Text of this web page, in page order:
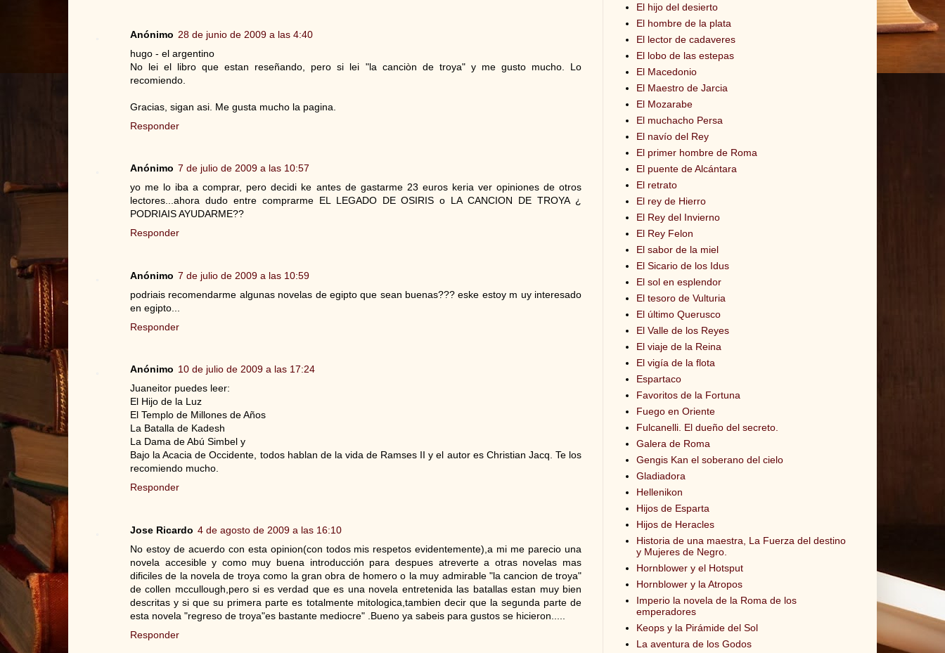
Anónimo 28 de junio de 2009 a las 4:40
hugo - el argentino
No lei el libro que estan reseñando, pero si lei "la canciòn de troya" y me gusto mucho. Lo
recomiendo.
Gracias, sigan asi. Me gusta mucho la pagina.
Responder
Anónimo 7 de julio de 2009 a las 10:57
yo me lo iba a comprar, pero decidi ke antes de gastarme 23 euros keria ver opiniones de otros
lectores...ahora dudo entre comprarme EL LEGADO DE OSIRIS o LA CANCION DE TROYA ¿
PODRIAIS AYUDARME??
Responder
Anónimo 7 de julio de 2009 a las 10:59
podriais recomendarme algunas novelas de egipto que sean buenas??? eske estoy m uy interesado
en egipto...
Responder
Anónimo 10 de julio de 2009 a las 17:24
Juaneitor puedes leer:
El Hijo de la Luz
El Templo de Millones de Años
La Batalla de Kadesh
La Dama de Abú Simbel y
Bajo la Acacia de Occidente, todos hablan de la vida de Ramses II y el autor es Christian Jacq. Te los
recomiendo mucho.
Responder
Jose Ricardo 4 de agosto de 2009 a las 16:10
No estoy de acuerdo con esta opinion(con todos mis respetos evidentemente),a mi me parecio una
novela accesible y como muy buena introducción para despues atreverte a otras novelas mas
dificiles de la novela de troya como la gran obra de homero o la muy admirable "la cancion de troya"
de collen mccullough,pero si es verdad que es una novela entretenida las batallas estan muy bien
descritas y si que su primera parte es totalmente mitologica,tambien decir que la segunda parte de
esta novela "regreso de troya"es bastante mediocre" .Bueno ya sabeis para gustos se hicieron.....
Responder
El hijo del desierto
El hombre de la plata
El lector de cadaveres
El lobo de las estepas
El Macedonio
El Maestro de Jarcia
El Mozarabe
El muchacho Persa
El navío del Rey
El primer hombre de Roma
El puente de Alcántara
El retrato
El rey de Hierro
El Rey del Invierno
El Rey Felon
El sabor de la miel
El Sicario de los Idus
El sol en esplendor
El tesoro de Vulturia
El último Querusco
El Valle de los Reyes
El viaje de la Reina
El vigía de la flota
Espartaco
Favoritos de la Fortuna
Fuego en Oriente
Fulcanelli. El dueño del secreto.
Galera de Roma
Gengis Kan el soberano del cielo
Gladiadora
Hellenikon
Hijos de Esparta
Hijos de Heracles
Historia de una maestra, La Fuerza del destino
y Mujeres de Negro.
Hornblower y el Hotsput
Hornblower y la Atropos
Imperio la novela de la Roma de los
emperadores
Keops y la Pirámide del Sol
La aventura de los Godos